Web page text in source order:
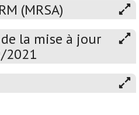
(MRSA)
la mise à jour
2021